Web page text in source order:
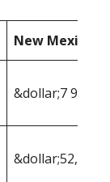
New Mexico
&dollar;7 994
&dollar;52,006